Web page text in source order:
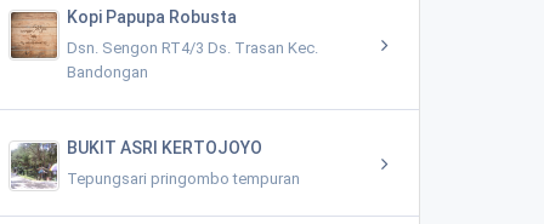
Kopi Papupa Robusta
Dsn. Sengon RT4/3 Ds. Trasan Kec.
Bandongan
BUKIT ASRI KERTOJOYO
Tepungsari pringombo tempuran